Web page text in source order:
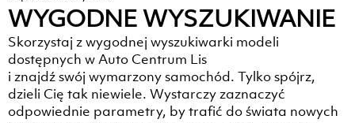
WYGODNE WYSZUKIWANIE
Skorzystaj z wygodnej wyszukiwarki modeli
dostępnych w Auto Centrum Lis
i znajdź swój wymarzony samochód. Tylko spójrz,
dzieli Cię tak niewiele. Wystarczy zaznaczyć
odpowiednie parametry, by trafić do świata nowych